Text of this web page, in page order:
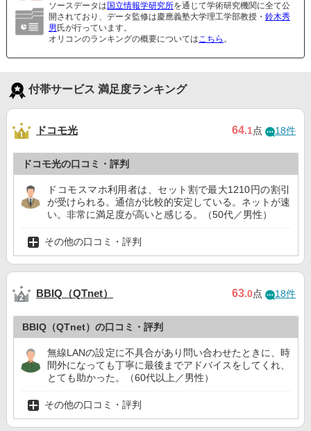
ソースデータは 国立情報学研究所を通じて学術研究機関に全て公
開されており、データ監修は慶應義塾大学理工学部教授・ 鈴木秀
男 氏が行っています。
オリコンのランキングの概要についてはこちら 。
付帯サービス 満足度ランキング
ドコモ光 64.1点 18件
ドコモ光の口コミ・評判
ドコモスマホ利用者は、セット割で最大1210円の割引
が受けられる。通信が比較的安定している。ネットが速
い。非常に満足度が高いと感じる。（50代／男性）
その他の口コミ・評判
BBIQ（QTnet） 63.0点 18件
BBIQ（QTnet）の口コミ・評判
無線LANの設定に不具合があり問い合わせたときに、時
間外になっても丁寧に最後までアドバイスをしてくれ、
とても助かった。（60代以上／男性）
その他の口コミ・評判